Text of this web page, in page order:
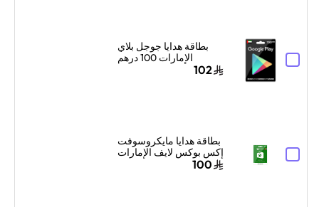
بطاقة هدايا جوجل بلاي
الإمارات 100 درهم
إماراتي إرسال الكود102
بطاقة هدايا مايكروسوفت
إكس بوكس لايف الإمارات
99 درهم إماراتي إرسال100